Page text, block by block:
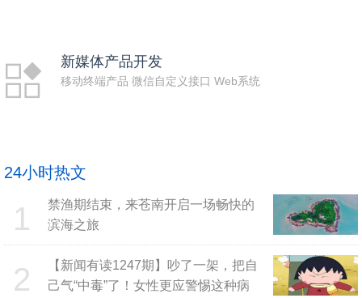
新媒体产品开发
移动终端产品 微信自定义接口 Web系统
24小时热文
1
禁渔期结束，来苍南开启一场畅快的
滨海之旅
2
【新闻有读1247期】吵了一架，把自
己气“中毒”了！女性更应警惕这种病